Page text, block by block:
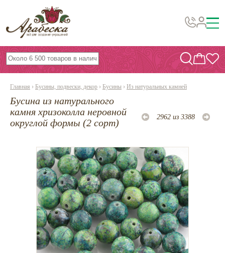
Бусины, подвески, декор
Бисер
Фурнитура
Проволока
Инструменты и материалы
Эпоксидная смола
Шнуры, ленты, нитки
По темам и сезонам
Бисер TOHO
Нетемнеющая фурнитура
Главная › Бусины, подвески, декор › Бусины › Из натуральных камней
Бусина из натурального
камня хризоколла неровной
округлой формы (2 сорт)
2962 из 3388